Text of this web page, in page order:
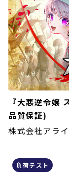
『大悪逆令嬢
品質保証)
株式会社アラ
負荷テスト